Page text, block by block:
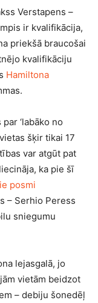
Verstapens –
ir kvalifikācija,
priekšā braucošai
kvalifikāciju
Hamiltona
‘labāko no
šķir tikai 17
var atgūt pat
ka pie šī
posmi
– Serhio Peress
sniegumu
lejasgalā, jo
vietām beidzot
– debiju šonedēļ